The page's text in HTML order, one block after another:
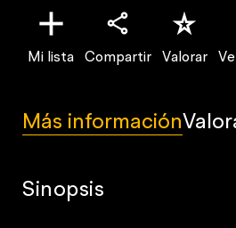
Mi lista Compartir Valorar
Más información
Sinopsis